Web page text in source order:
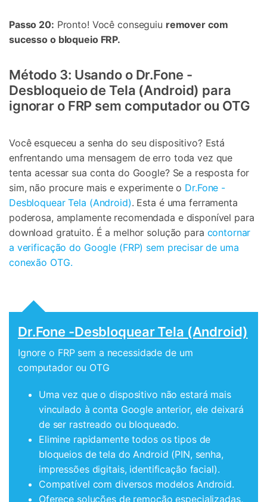
Passo 20: Pronto! Você conseguiu remover com
sucesso o bloqueio FRP.
Método 3: Usando o Dr.Fone -
Desbloqueio de Tela (Android) para
ignorar o FRP sem computador ou OTG
Você esqueceu a senha do seu dispositivo? Está
enfrentando uma mensagem de erro toda vez que
tenta acessar sua conta do Google? Se a resposta for
sim, não procure mais e experimente o Dr.Fone -
Desbloquear Tela (Android). Esta é uma ferramenta
poderosa, amplamente recomendada e disponível para
download gratuito. É a melhor solução para contornar
a verificação do Google (FRP) sem precisar de uma
conexão OTG.
Dr.Fone -Desbloquear Tela (Android)
Ignore o FRP sem a necessidade de um
computador ou OTG
Uma vez que o dispositivo não estará mais
vinculado à conta Google anterior, ele deixará
de ser rastreado ou bloqueado.
Elimine rapidamente todos os tipos de
bloqueios de tela do Android (PIN, senha,
impressões digitais, identificação facial).
Compatível com diversos modelos Android.
Oferece soluções de remoção especializadas,